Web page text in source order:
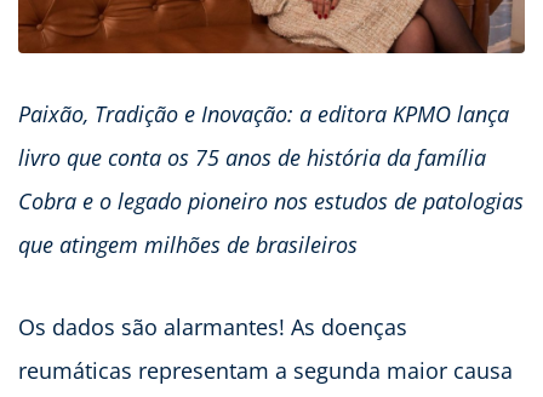
Paixão, Tradição e Inovação: a editora KPMO lança
livro que conta os 75 anos de história da família
Cobra e o legado pioneiro nos estudos de patologias
que atingem milhões de brasileiros
Os dados são alarmantes! As doenças
reumáticas representam a segunda maior causa